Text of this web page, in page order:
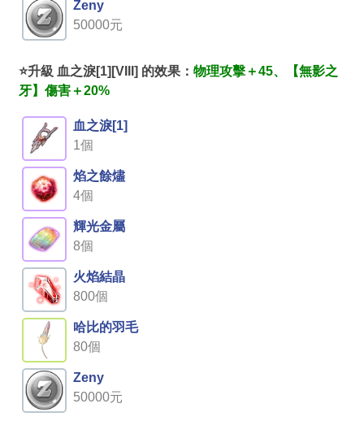
Zeny
50000元
⭐升級 血之淚[1][VIII] 的效果： 物理攻擊＋45、【無影之
牙】傷害＋20%
血之淚[1]
1個
焰之餘燼
4個
輝光金屬
8個
火焰結晶
800個
哈比的羽毛
80個
Zeny
50000元